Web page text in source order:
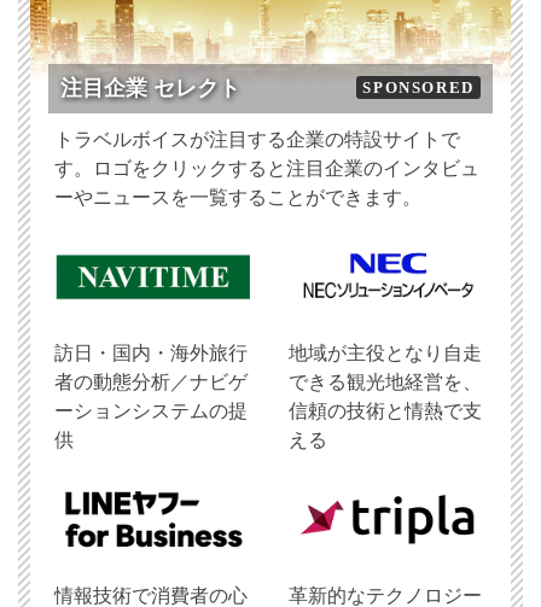
注目企業 セレクト SPONSORED
トラベルボイスが注目する企業の特設サイトで
す。ロゴをクリックすると注目企業のインタビュ
ーやニュースを一覧することができます。
訪日・国内・海外旅行
者の動態分析／ナビゲ
ーションシステムの提
供
地域が主役となり自走
できる観光地経営を、
信頼の技術と情熱で支
える
情報技術で消費者の心
革新的なテクノロジー